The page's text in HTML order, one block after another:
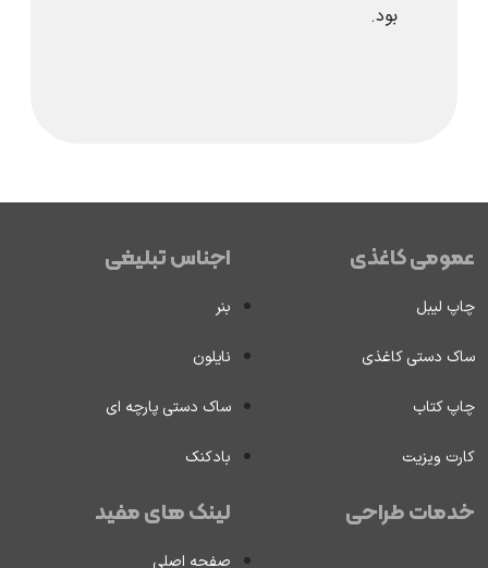
بود.
عمومی کاغذی
چاپ لیبل
ساک دستی کاغذی
چاپ کتاب
کارت ویزیت
اجناس تبلیغی
بنر
نایلون
ساک دستی پارچه ای
بادکنک
خدمات طراحی لینک های مفید
صفحه اصلی